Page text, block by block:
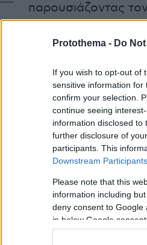
Protothema - Do
If you wish to opt-out of
sensitive information
confirm your selection.
continue seeing
information disclosed
further disclosure of
participants. This
Downstream Participants
Please note that this
information including
deny consent to
in below Google consent
παρουσιάζοντας
Βίσση.